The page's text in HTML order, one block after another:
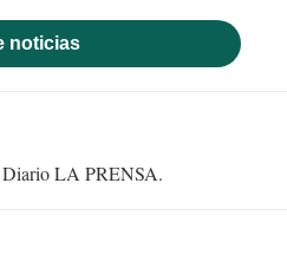
noticias
Diario LA PRENSA.